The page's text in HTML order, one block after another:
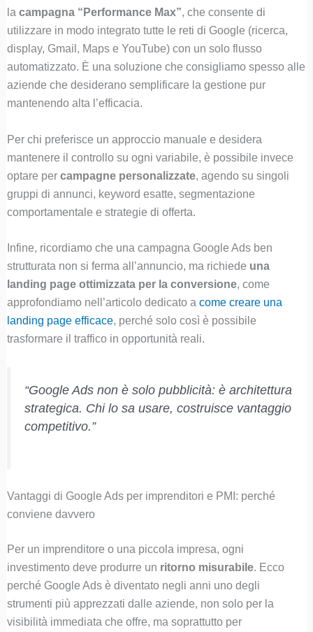
la campagna “Performance Max”, che consente di
utilizzare in modo integrato tutte le reti di Google (ricerca,
display, Gmail, Maps e YouTube) con un solo flusso
automatizzato. È una soluzione che consigliamo spesso alle
aziende che desiderano semplificare la gestione pur
mantenendo alta l’efficacia.
Per chi preferisce un approccio manuale e desidera
mantenere il controllo su ogni variabile, è possibile invece
optare per campagne personalizzate, agendo su singoli
gruppi di annunci, keyword esatte, segmentazione
comportamentale e strategie di offerta.
Infine, ricordiamo che una campagna Google Ads ben
strutturata non si ferma all’annuncio, ma richiede una
landing page ottimizzata per la conversione, come
approfondiamo nell’articolo dedicato a come creare una
landing page efficace, perché solo così è possibile
trasformare il traffico in opportunità reali.
“Google Ads non è solo pubblicità: è architettura
strategica. Chi lo sa usare, costruisce vantaggio
competitivo.”
Vantaggi di Google Ads per imprenditori e PMI: perché
conviene davvero
Per un imprenditore o una piccola impresa, ogni
investimento deve produrre un ritorno misurabile. Ecco
perché Google Ads è diventato negli anni uno degli
strumenti più apprezzati dalle aziende, non solo per la
visibilità immediata che offre, ma soprattutto per